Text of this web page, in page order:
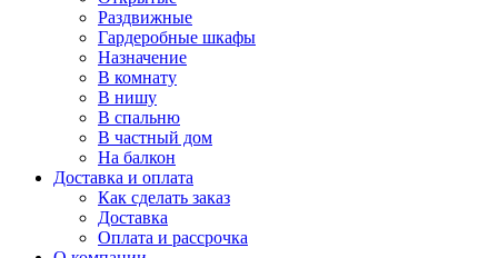
Раздвижные
Гардеробные шкафы
Назначение
В комнату
В нишу
В спальню
В частный дом
На балкон
Доставка и оплата
Как сделать заказ
Доставка
Оплата и рассрочка